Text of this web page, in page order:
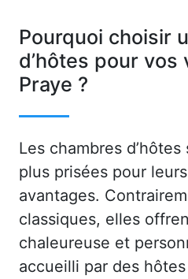
Pourquoi choisir
d’hôtes pour vos
Praye ?
Les chambres
plus prisées pour
avantages.
classiques, elles
chaleureuse et
accueilli par des